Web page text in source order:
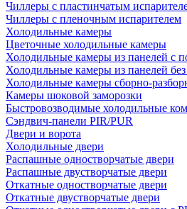
Чиллеры с пластинчатым
Чиллеры с пленочным испарителем
Холодильные камеры
Цветочные холодильные камеры
Холодильные камеры из панелей с
Холодильные камеры из панелей без
Холодильные камеры сборно-
Камеры шоковой заморозки
Быстровозводимые холодильные
Сэндвич-панели PIR/PUR
Двери и ворота
Холодильные двери
Распашные одностворчатые двери
Распашные двустворчатые двери
Откатные одностворчатые двери
Откатные двустворчатые двери